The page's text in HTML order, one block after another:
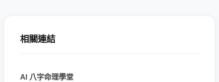
相關連結
AI 八字命理學堂